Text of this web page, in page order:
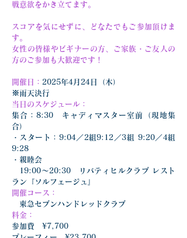
戦意欲をかき立てます。
スコアを気にせずに、どなたでもご参加頂けま
す。
女性の皆様やビギナーの方、ご家族・ご友人の
方のご参加も大歓迎です！
開催日： 2025年4月24日（木）
※雨天決行
当日のスケジュール：
集合：8:30　キャディマスター室前（現地集
合）
・スタート： 9:04／2組9:12／3組 9:20／4組
9:28
・親睦会
19:00〜20:30　リバティヒルクラブ レスト
ラン『ソルフェージュ』
開催コース：
東急セブンハンドレッドクラブ
料金：
参加費　¥7,700